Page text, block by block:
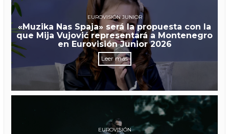
EUROVISIÓN JUNIOR
«Muzika Nas Spaja» será la propuesta con la
que Mija Vujović representará a Montenegro
en Eurovisión Junior 2026
Leer más
EUROVISIÓN